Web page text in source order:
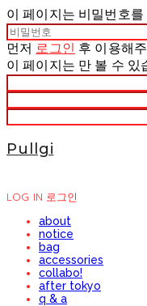
이 페이지는 비밀번호
먼저 로그인 후 이용해
이 페이지는 만 볼 수 있
Pullgi
LOG IN 로그인
about
notice
bag
accessories
collabo!
after tokyo
q & a